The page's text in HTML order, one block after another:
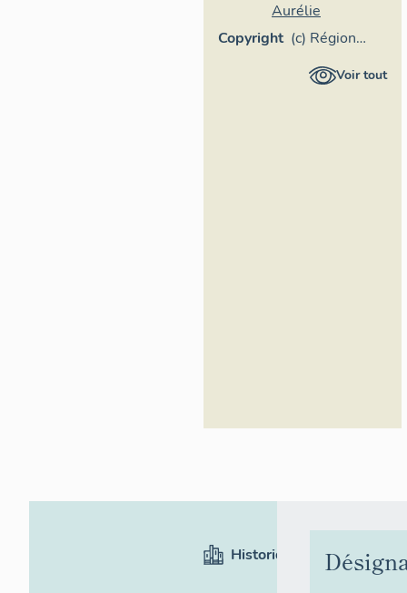
Aurélie
Copyright (c) Région
Provence-Voir tout
Historique